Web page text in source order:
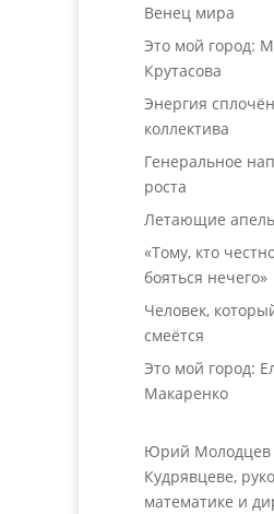
Венец мира
Это мой город:
Крутасова
Энергия
коллектива
Генеральное
роста
Летающие
«Тому, кто
бояться нечего»
Человек,
смеётся
Это мой город:
Макаренко
Юрий Молодцев
Кудрявцеве,
математике и